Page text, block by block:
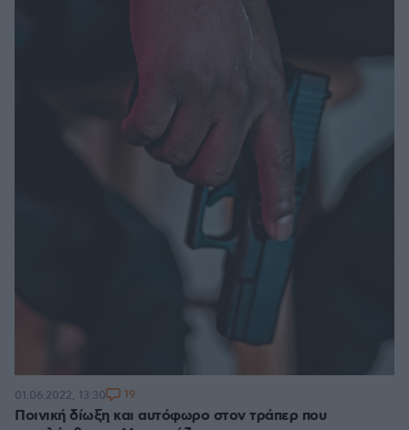
Ποινική δίωξη και αυτόφωρο στον τράπερ που
01.06.2022, 13:30 19